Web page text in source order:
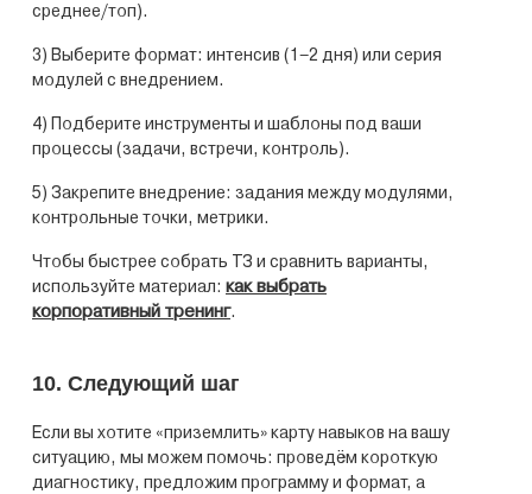
среднее/топ).
3) Выберите формат: интенсив (1–2 дня) или серия
модулей с внедрением.
4) Подберите инструменты и шаблоны под ваши
процессы (задачи, встречи, контроль).
5) Закрепите внедрение: задания между модулями,
контрольные точки, метрики.
Чтобы быстрее собрать ТЗ и сравнить варианты,
используйте материал: как выбрать
корпоративный тренинг.
10. Следующий шаг
Если вы хотите «приземлить» карту навыков на вашу
ситуацию, мы можем помочь: проведём короткую
диагностику, предложим программу и формат, а